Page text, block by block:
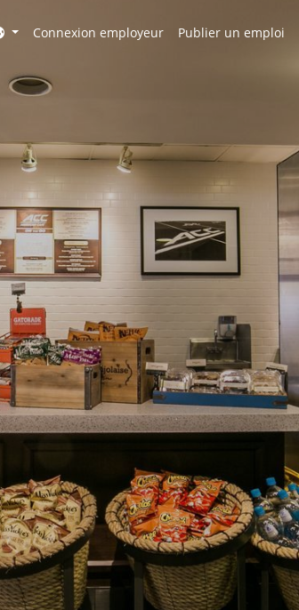
Connexion employeur Publier un emploi